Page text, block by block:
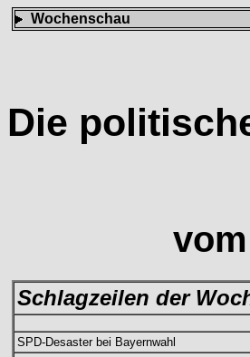
Wochenschau
Die
Schlagzeilen der
SPD-Desaster bei Bayernwahl